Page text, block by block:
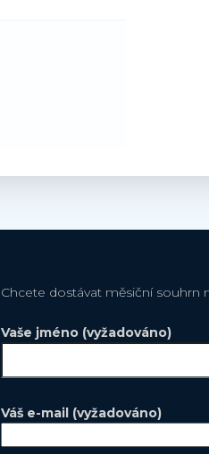
Chcete dostávat měsiční souhrn
Vaše jméno (vyžadováno)
Váš e-mail (vyžadováno)